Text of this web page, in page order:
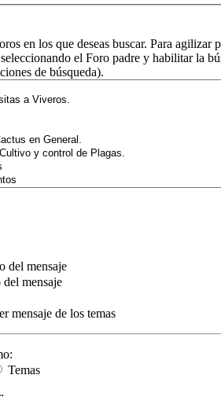
en los que deseas buscar. Para agilizar
el Foro padre y habilitar la
de búsqueda).
del mensaje
mensaje
mensaje de los temas
Temas